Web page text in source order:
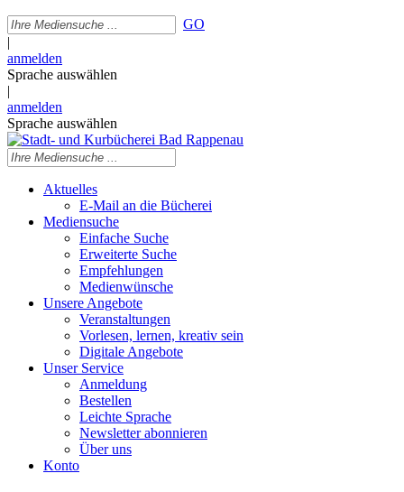
GO
|
anmelden
Sprache auswählen
|
anmelden
Sprache auswählen
Aktuelles
E-Mail an die Bücherei
Mediensuche
Einfache Suche
Erweiterte Suche
Empfehlungen
Medienwünsche
Unsere Angebote
Veranstaltungen
Vorlesen, lernen, kreativ sein
Digitale Angebote
Unser Service
Anmeldung
Bestellen
Leichte Sprache
Newsletter abonnieren
Über uns
Konto